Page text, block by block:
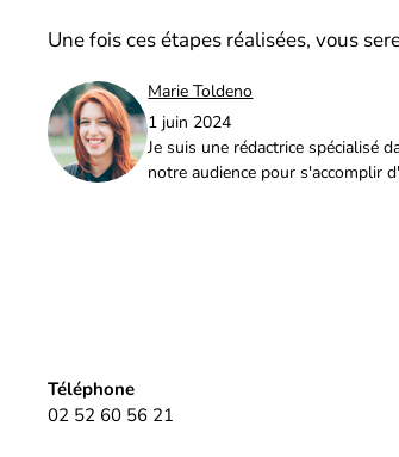
Une fois ces étapes réalisées, vous
Marie Toldeno
1 juin 2024
Je suis une rédactrice spécialisé
notre audience pour s'accomplir
Téléphone
02 52 60 56 21